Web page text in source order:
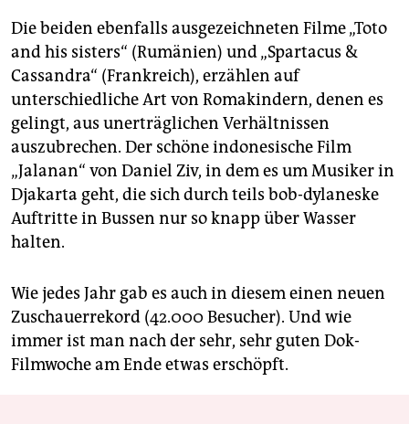
Die beiden ebenfalls ausgezeichneten Filme „Toto
and his sisters“ (Rumänien) und „Spartacus &
Cassandra“ (Frankreich), erzählen auf
unterschiedliche Art von Romakindern, denen es
gelingt, aus unerträglichen Verhältnissen
auszubrechen. Der schöne indonesische Film
„Jalanan“ von Daniel Ziv, in dem es um Musiker in
Djakarta geht, die sich durch teils bob-dylaneske
Auftritte in Bussen nur so knapp über Wasser
halten.
Wie jedes Jahr gab es auch in diesem einen neuen
Zuschauerrekord (42.000 Besucher). Und wie
immer ist man nach der sehr, sehr guten Dok-
Filmwoche am Ende etwas erschöpft.